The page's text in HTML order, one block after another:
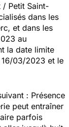
/ Petit Saint-
dans les
et dans les
au
la date limite
03/2023 et le
: Présence
peut entraîner
parfois